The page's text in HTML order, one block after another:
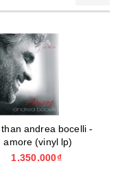
andrea bocelli -
amore (vinyl lp)
1.350.000₫